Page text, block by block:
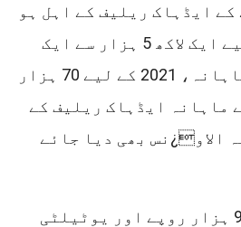
روپے کے ایڈہاک ریلیف کے اہل ہو
گئے ہیں۔ 2022 کے لیے ایک لاکھ 5 ہزار سے ایک
لاکھ 16 ہزار روپے ماہانہ، 2021 کے لیے 70 ہزار
300 روپے ماہانہ ایڈہاک ریلیف کے
الاو¿نس بھی دیا جائے
دیگر مراعات میں 96 ہزار روپے اور یوٹیلٹی